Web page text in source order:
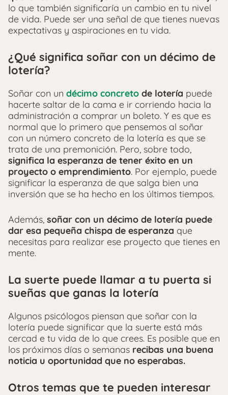
lo que también significaría un cambio en tu nivel
de vida. Puede ser una señal de que tienes nuevas
expectativas y aspiraciones en tu vida.
¿Qué significa soñar con un décimo de
lotería?
Soñar con un décimo concreto de lotería puede
hacerte saltar de la cama e ir corriendo hacia la
administración a comprar un boleto. Y es que es
normal que lo primero que pensemos al soñar
con un número concreto de la lotería es que se
trata de una premonición. Pero, sobre todo,
significa la esperanza de tener éxito en un
proyecto o emprendimiento. Por ejemplo, puede
significar la esperanza de que salga bien una
inversión que se ha hecho en los últimos tiempos.
Además, soñar con un décimo de lotería puede
dar esa pequeña chispa de esperanza que
necesitas para realizar ese proyecto que tienes en
mente.
La suerte puede llamar a tu puerta si
sueñas que ganas la lotería
Algunos psicólogos piensan que soñar con la
lotería puede significar que la suerte está más
cercad e tu vida de lo que crees. Es posible que en
los próximos días o semanas recibas una buena
noticia u oportunidad que no esperabas.
Otros temas que te pueden interesar